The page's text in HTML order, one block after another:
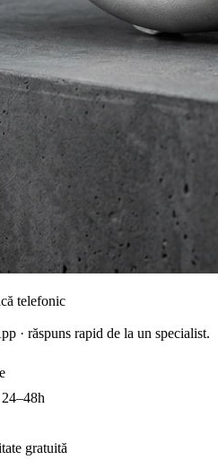
telefonic
· răspuns rapid de la un specialist.
gratuită